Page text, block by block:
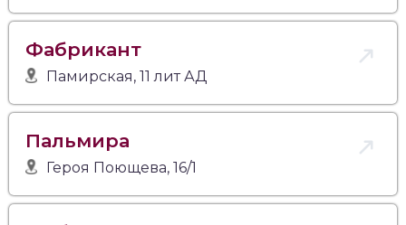
Фабрикант
Памирская, 11 лит АД
Пальмира
Героя Поющева, 16/1